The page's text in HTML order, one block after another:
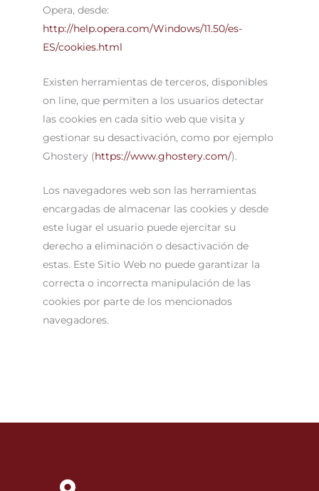
Opera, desde:
http://help.opera.com/Windows/11.50/es-
ES/cookies.html
Existen herramientas de terceros, disponibles
on line, que permiten a los usuarios detectar
las cookies en cada sitio web que visita y
gestionar su desactivación, como por ejemplo
Ghostery (https://www.ghostery.com/).
Los navegadores web son las herramientas
encargadas de almacenar las cookies y desde
este lugar el usuario puede ejercitar su
derecho a eliminación o desactivación de
estas. Este Sitio Web no puede garantizar la
correcta o incorrecta manipulación de las
cookies por parte de los mencionados
navegadores.